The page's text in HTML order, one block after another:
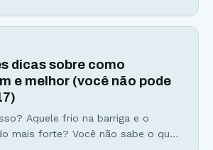
recebemos diariamente. Os seres
e que tragam um senso
dicas sobre como
e melhor (você não pode
Aquele frio na barriga e o
mais forte? Você não sabe o que,